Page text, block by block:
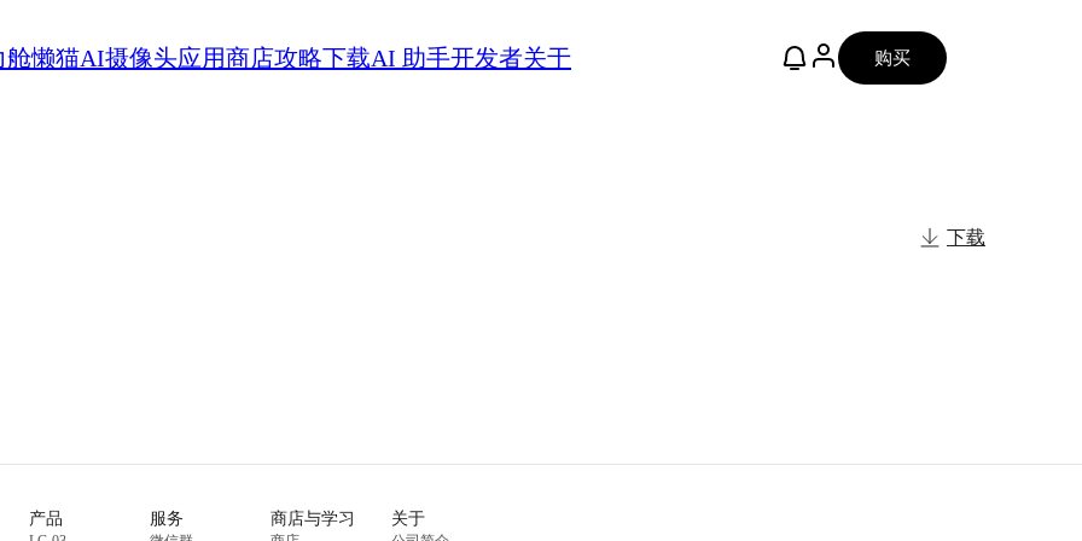
舱懒猫AI摄像头应用商店攻略下载AI 助手开发者关于 购买
下载
产品 服务 商店与学习 关于